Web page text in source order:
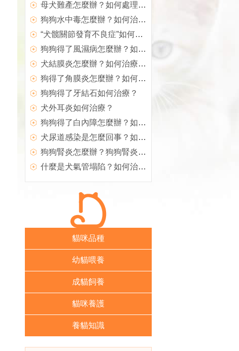
母犬難產怎麼辦？如何處理難產的狗狗？
狗狗水中毒怎麼辦？如何治療？
“犬髋關節發育不良症”如何治療？
狗狗得了風濕病怎麼辦？如何治療犬風濕病？
犬結膜炎怎麼辦？如何治療犬結膜炎？
狗得了角膜炎怎麼辦？如何治療犬角膜炎
狗狗得了牙結石如何治療？
犬外耳炎如何治療？
狗狗得了白內障怎麼辦？如何治療？
犬尿道感染是怎麼回事？如何治療？
狗狗腎炎怎麼辦？狗狗腎炎如何治療？
什麼是犬氣管塌陷？如何治療？
貓咪品種
幼貓喂養
成貓飼養
貓咪養護
養貓知識